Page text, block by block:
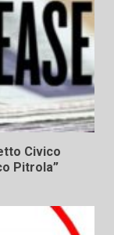
Civico
Pitrola”